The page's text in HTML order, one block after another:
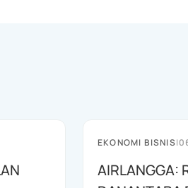
EKONOMI BISNIS|
AIRLANGGA: